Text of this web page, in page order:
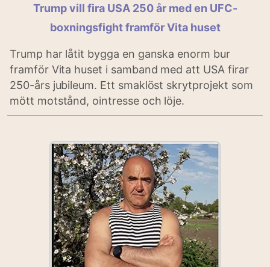
Trump vill fira USA 250 år med en UFC-
boxningsfight framför Vita huset
Trump har låtit bygga en ganska enorm bur
framför Vita huset i samband med att USA firar
250-års jubileum. Ett smaklöst skrytprojekt som
mött motstånd, ointresse och löje.